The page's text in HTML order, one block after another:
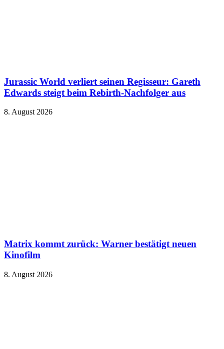
Jurassic World verliert seinen Regisseur: Gareth
Edwards steigt beim Rebirth-Nachfolger aus
8. August 2026
Matrix kommt zurück: Warner bestätigt neuen
Kinofilm
8. August 2026